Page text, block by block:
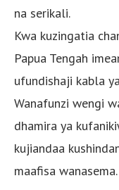
na serikali.
Kwa kuzingatia
Papua Tengah
ufundishaji kabla
Wanafunzi wengi
dhamira ya
kujiandaa
maafisa wanasema.